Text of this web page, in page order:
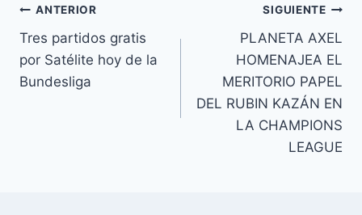
Navegación
de
entradas
ANTERIOR
Tres partidos gratis
por Satélite hoy de la
Bundesliga
SIGUIENTE
PLANETA AXEL
HOMENAJEA EL
MERITORIO PAPEL
DEL RUBIN KAZÁN EN
LA CHAMPIONS
LEAGUE